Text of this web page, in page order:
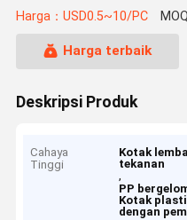
Harga：USD0.5~10/PC
Harga terbaik
Deskripsi Produk
Cahaya
Tinggi
Kotak
tekanan
,
PP
Kotak
dengan